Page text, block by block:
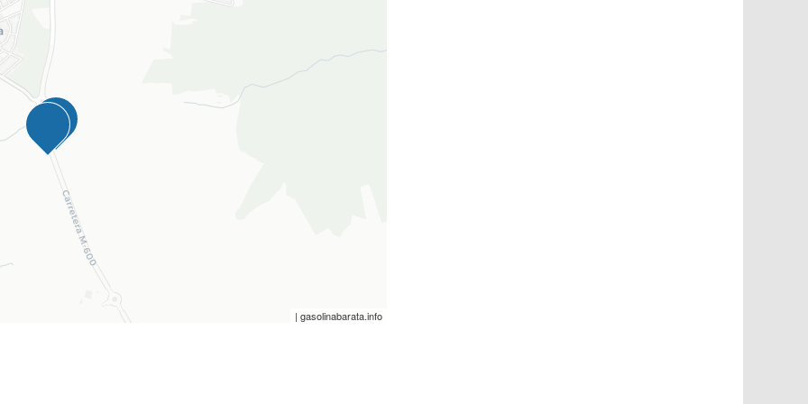
| gasolinabarata.info